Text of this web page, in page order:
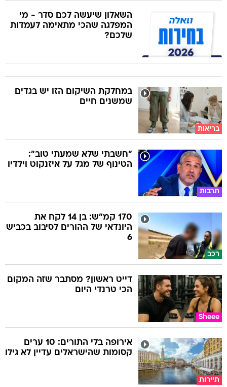
השאלון שיעשה לכם סדר - מי
המפלגה שהכי מתאימה לעמדות
שלכם?
בריאות
במחלקת השיקום הזו יש בגדים
שמשנים חיים
תרבות
"חשבתי שלא שמעתי טוב":
הטינוף של מגל על איזנקוט וילדיו
רכב
170 קמ"ש: בן 14 לקח את
היונדאי של ההורים לסיבוב בכביש
6
Sheee
דייט ראשון? מסתבר שזה המקום
הכי טרנדי היום
תיירות
אירופה בלי התורים: 10 ערים
קסומות שהישראלים עדיין לא גילו